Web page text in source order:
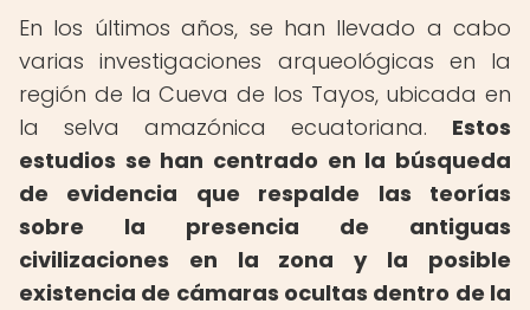
En los últimos años, se han llevado a cabo
varias investigaciones arqueológicas en la
región de la Cueva de los Tayos, ubicada en
la selva amazónica ecuatoriana. Estos
estudios se han centrado en la búsqueda
de evidencia que respalde las teorías
sobre la presencia de antiguas
civilizaciones en la zona y la posible
existencia de cámaras ocultas dentro de la